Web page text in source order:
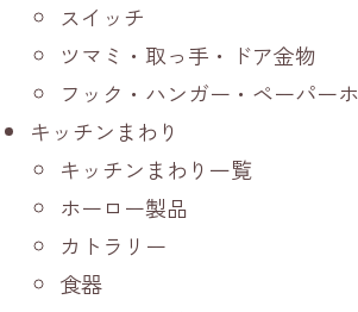
スイッチ
ツマミ・取っ手・ドア金物
フック・ハンガー・ペーパー
キッチンまわり
キッチンまわり一覧
ホーロー製品
カトラリー
食器